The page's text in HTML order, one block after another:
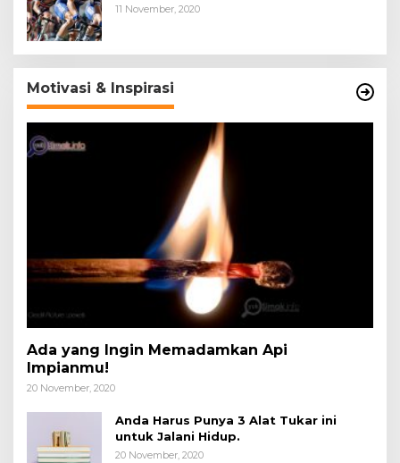
11 November, 2020
Motivasi & Inspirasi
Ada yang Ingin Memadamkan Api
Impianmu!
20 November, 2020
Anda Harus Punya 3 Alat Tukar ini
untuk Jalani Hidup.
20 November, 2020